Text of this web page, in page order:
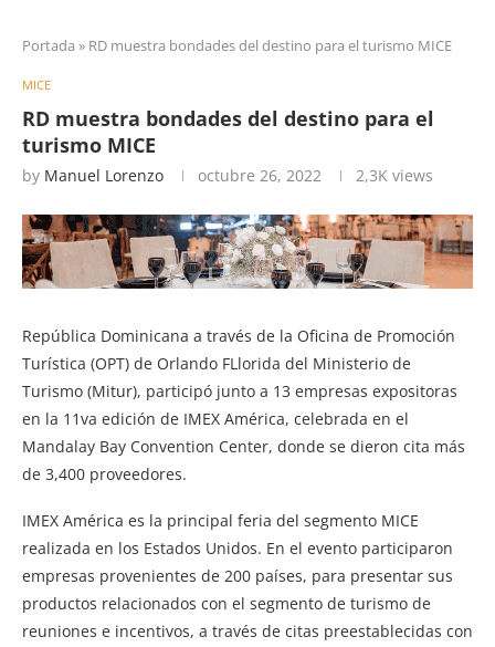
Portada » RD muestra bondades del destino para el turismo MICE
MICE
RD muestra bondades del destino para el
turismo MICE
by Manuel Lorenzo octubre 26, 2022 2,3K views
República Dominicana a través de la Oficina de Promoción
Turística (OPT) de Orlando FLlorida del Ministerio de
Turismo (Mitur), participó junto a 13 empresas expositoras
en la 11va edición de IMEX América, celebrada en el
Mandalay Bay Convention Center, donde se dieron cita más
de 3,400 proveedores.
IMEX América es la principal feria del segmento MICE
realizada en los Estados Unidos. En el evento participaron
empresas provenientes de 200 países, para presentar sus
productos relacionados con el segmento de turismo de
reuniones e incentivos, a través de citas preestablecidas con